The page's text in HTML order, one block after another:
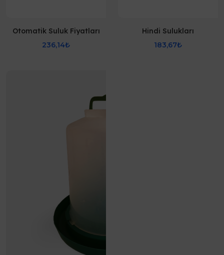
Otomatik Suluk Fiyatları
236,14₺
Hindi Sulukları
183,67₺